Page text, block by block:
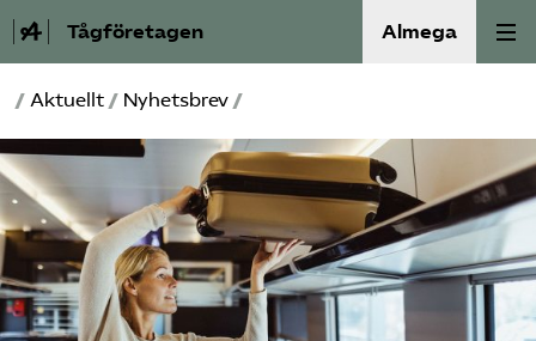
Tågföretagen Almega
Aktuellt
Reformagenda för järnvägen
Våra frågor
Aktiviteter
/ Aktuellt / Nyhetsbrev /